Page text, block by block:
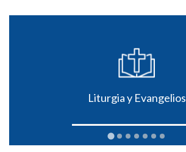
Liturgia y Evangelios